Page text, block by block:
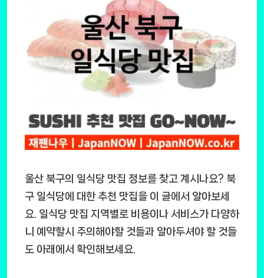
울산 북구의 일식당 맛집 정보를 찾고 계시나요? 북
구 일식당에 대한 추천 맛집을 이 글에서 알아보세
요. 일식당 맛집 지역별로 비용이나 서비스가 다양하
니 예약할시 주의해야할 것들과 알아두셔야 할 것들
도 아래에서 확인해보세요.